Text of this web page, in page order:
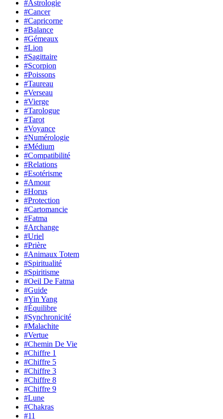
#Astrologie
#Cancer
#Capricorne
#Balance
#Gémeaux
#Lion
#Sagittaire
#Scorpion
#Poissons
#Taureau
#Verseau
#Vierge
#Tarologue
#Tarot
#Voyance
#Numérologie
#Médium
#Compatibilité
#Relations
#Esotérisme
#Amour
#Horus
#Protection
#Cartomancie
#Fatma
#Archange
#Uriel
#Prière
#Animaux Totem
#Spiritualité
#Spiritisme
#Oeil De Fatma
#Guide
#Yin Yang
#Équilibre
#Synchronicité
#Malachite
#Vertue
#Chemin De Vie
#Chiffre 1
#Chiffre 5
#Chiffre 3
#Chiffre 8
#Chiffre 9
#Lune
#Chakras
#11